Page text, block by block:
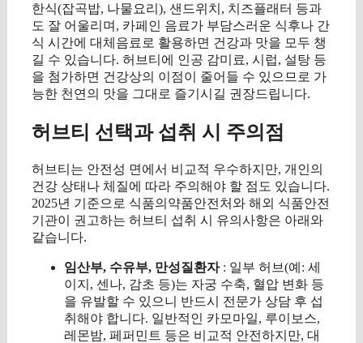
한식(잡곡밥, 나물요리), 샌드위치, 치즈플래터 등과
도 잘 어울리며, 카페인 음료가 부담스러운 식후나 간
식 시간에 대체음료로 활용하면 건강과 맛을 모두 챙
길 수 있습니다. 허브티에 인공 감미료, 시럽, 설탕 등
을 첨가하면 건강상의 이점이 줄어들 수 있으므로 가
능한 천연의 맛을 그대로 즐기시길 권장드립니다.
허브티 선택과 섭취 시 주의점
허브티는 안전성 면에서 비교적 우수하지만, 개인의
건강 상태나 체질에 따라 주의해야 할 점도 있습니다.
2025년 기준으로 식품의약품안전처와 해외 식품안전
기관이 권고하는 허브티 섭취 시 유의사항은 아래와
같습니다.
임산부, 수유부, 만성질환자: 일부 허브(예: 세
이지, 센나, 감초 등)는 자궁 수축, 혈압 변화 등
을 유발할 수 있으니 반드시 전문가 상담 후 섭
취해야 합니다. 일반적인 카모마일, 루이보스,
레몬밤, 페퍼민트 등은 비교적 안전하지만, 대